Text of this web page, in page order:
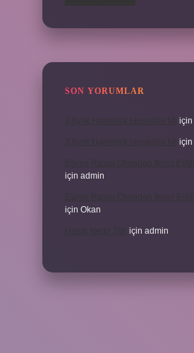
SON YORUMLAR
için
için
için admin
için Okan
için admin